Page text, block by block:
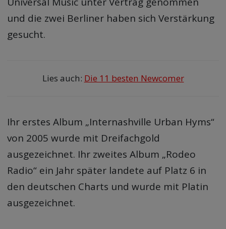
und die zwei Berliner haben sich Verstärkung
gesucht.
Lies auch: Die 11 besten Newcomer
Ihr erstes Album „Internashville Urban Hyms“
von 2005 wurde mit Dreifachgold
ausgezeichnet. Ihr zweites Album „Rodeo
Radio“ ein Jahr später landete auf Platz 6 in
den deutschen Charts und wurde mit Platin
ausgezeichnet.